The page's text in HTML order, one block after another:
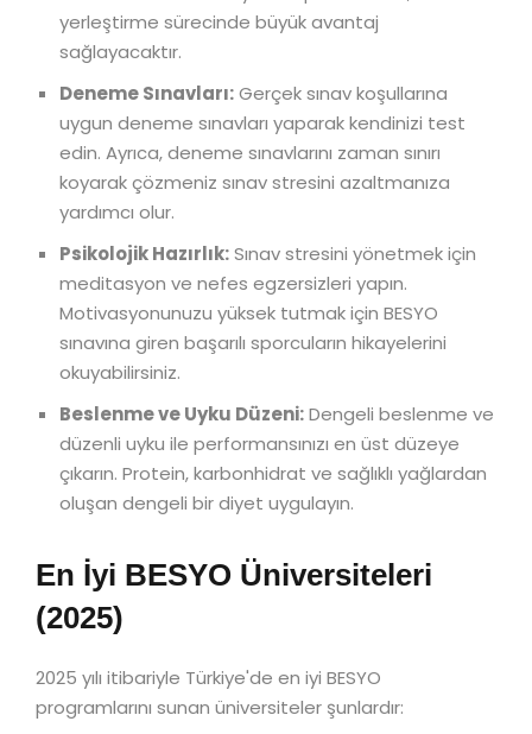
yerleştirme sürecinde büyük avantaj
sağlayacaktır.
Deneme Sınavları:Gerçek sınav koşullarına
uygun deneme sınavları yaparak kendinizi test
edin. Ayrıca, deneme sınavlarını zaman sınırı
koyarak çözmeniz sınav stresini azaltmanıza
yardımcı olur.
Psikolojik Hazırlık:Sınav stresini yönetmek için
meditasyon ve nefes egzersizleri yapın.
Motivasyonunuzu yüksek tutmak için BESYO
sınavına giren başarılı sporcuların hikayelerini
okuyabilirsiniz.
Beslenme ve Uyku Düzeni:Dengeli beslenme ve
düzenli uyku ile performansınızı en üst düzeye
çıkarın. Protein, karbonhidrat ve sağlıklı yağlardan
oluşan dengeli bir diyet uygulayın.
En İyi BESYO Üniversiteleri
(2025)
2025 yılı itibariyle Türkiye'de en iyi BESYO
programlarını sunan üniversiteler şunlardır: